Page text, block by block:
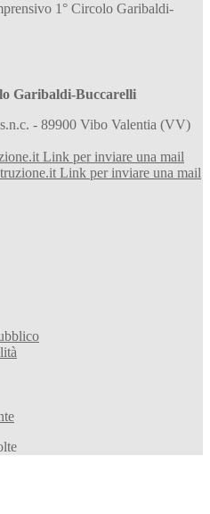
1° Circolo Garibaldi-
Garibaldi-Buccarelli
- 89900 Vibo Valentia (VV)
Link per inviare una mail
Link per inviare una mail